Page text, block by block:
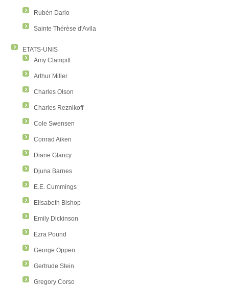
Rubén Dario
Sainte Thérèse d'Avila
ETATS-UNIS
Amy Clampitt
Arthur Miller
Charles Olson
Charles Reznikoff
Cole Swensen
Conrad Aiken
Diane Glancy
Djuna Barnes
E.E. Cummings
Elisabeth Bishop
Emily Dickinson
Ezra Pound
George Oppen
Gertrude Stein
Gregory Corso